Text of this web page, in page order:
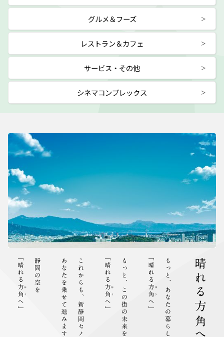
グルメ＆フーズ
レストラン＆カフェ
サービス・その他
シネマコンプレックス